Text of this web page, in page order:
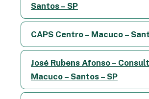
Santos – SP
CAPS Centro – Macuco –
José Rubens Afonso –
Macuco – Santos – SP